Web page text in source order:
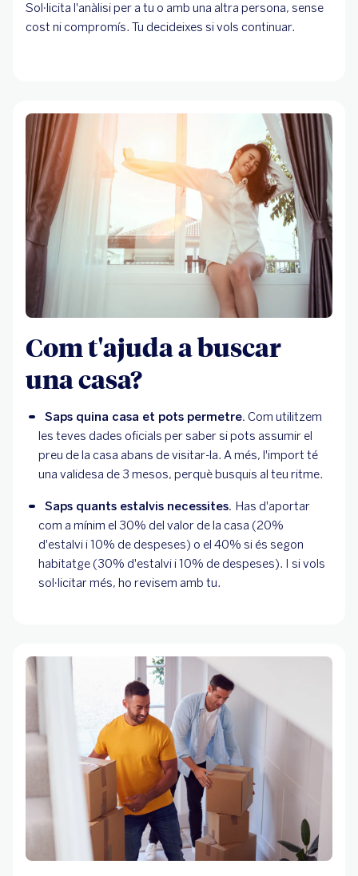
Sol·licita l'anàlisi per a tu o amb una altra persona, sense
cost ni compromís. Tu decideixes si vols continuar.
Com t'ajuda a buscar
una casa?
Saps quina casa et pots permetre. Com utilitzem
les teves dades oficials per saber si pots assumir el
preu de la casa abans de visitar-la. A més, l'import té
una validesa de 3 mesos, perquè busquis al teu ritme.
Saps quants estalvis necessites. Has d'aportar
com a mínim el 30% del valor de la casa (20%
d'estalvi i 10% de despeses) o el 40% si és segon
habitatge (30% d'estalvi i 10% de despeses). I si vols
sol·licitar més, ho revisem amb tu.